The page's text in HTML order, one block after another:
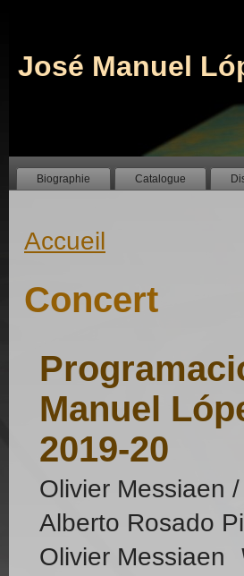
José Manuel
Biographie Catalogue
Accueil
Concert
Manuel
2019-20
Olivier Messiaen
Alberto Rosado
Olivier Messiaen